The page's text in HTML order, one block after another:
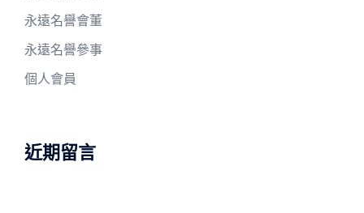
永遠名譽會董
永遠名譽參事
個人會員
近期留言